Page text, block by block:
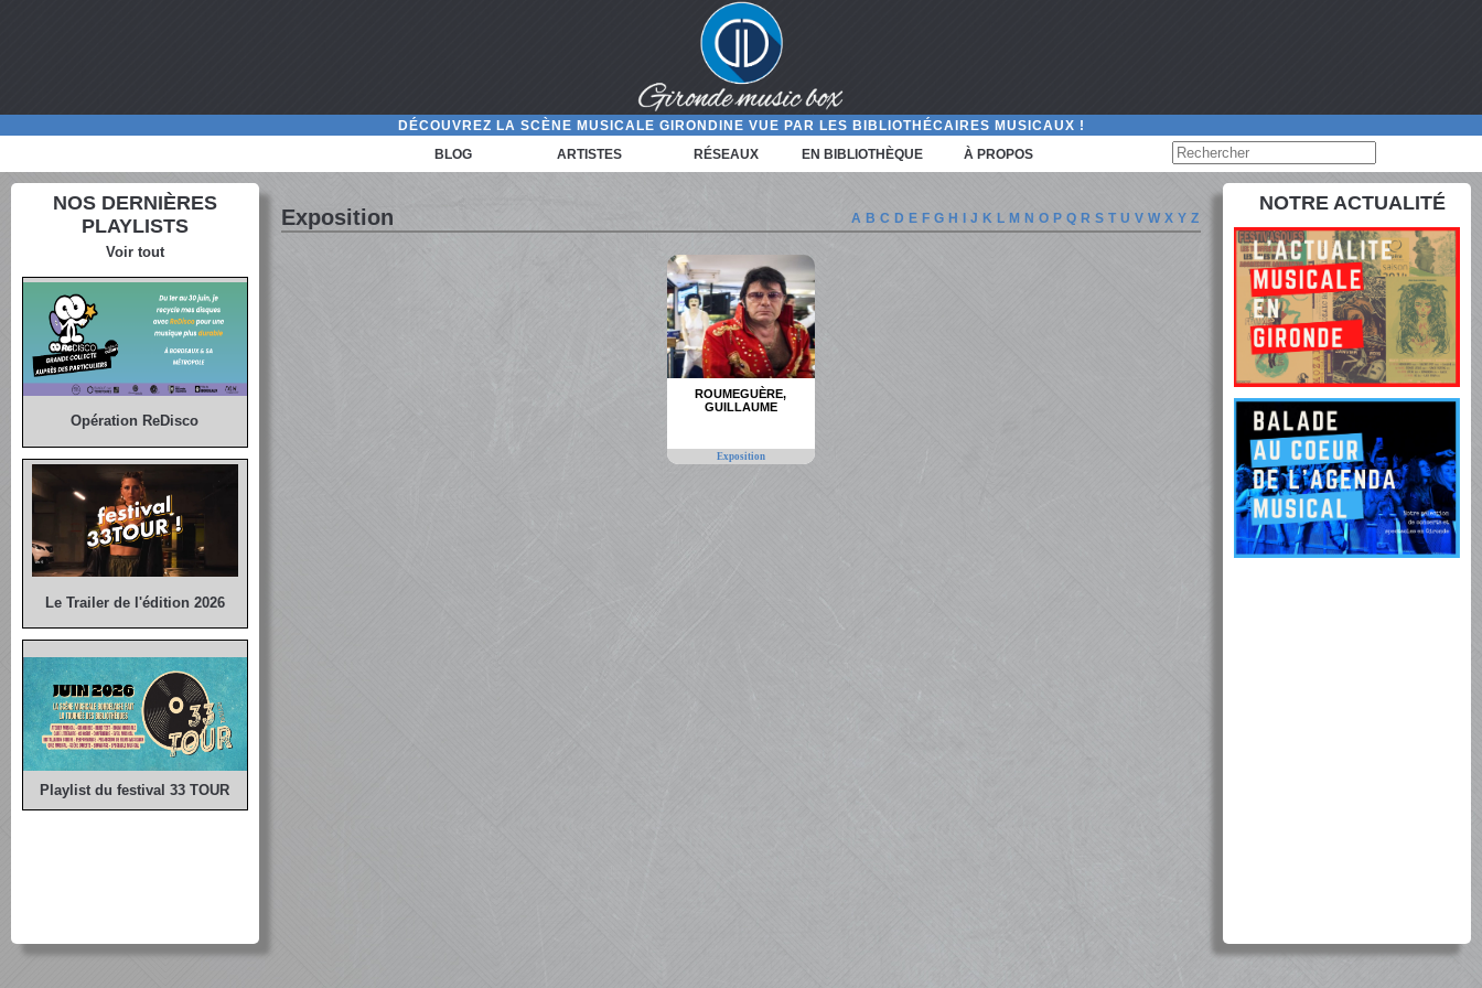
DÉCOUVREZ LA SCÈNE MUSICALE GIRONDINE VUE PAR LES BIBLIOTHÉCAIRES MUSICAUX !
BLOG
ARTISTES RÉSEAUX EN BIBLIOTHÈQUE À PROPOS
NOS DERNIÈRES
PLAYLISTS
Voir tout
Opération ReDisco
Le Trailer de l'édition 2026
Playlist du festival 33 TOUR
Exposition A B C D E F G H I J K L M N O P Q R S T U V W X Y Z
ROUMEGUÈRE,
GUILLAUME
Exposition
NOTRE ACTUALITÉ